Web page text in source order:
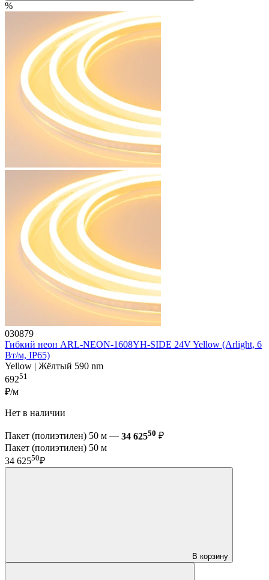
%
030879
Гибкий неон ARL-NEON-1608YH-SIDE 24V Yellow (Arlight, 6
Вт/м, IP65)
Yellow | Жёлтый 590 nm
69251
₽/м
Нет в наличии
Пакет (полиэтилен) 50 м — 34 62550 ₽
Пакет (полиэтилен) 50 м
34 62550₽
В корзину